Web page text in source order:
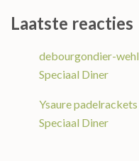
Laatste reacties
debourgondier-wehl
Speciaal Diner
Ysaure padelrackets
Speciaal Diner